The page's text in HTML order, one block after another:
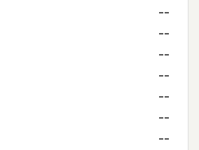
--
--
--
--
--
--
--